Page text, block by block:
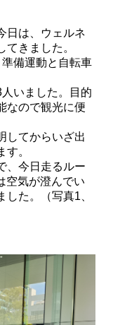
日は、ウェルネ
きました。
備運動と自転車
いました。目的
なので観光に便
してからいざ出
。
、今日走るルー
空気が澄んでい
た。（写真1、